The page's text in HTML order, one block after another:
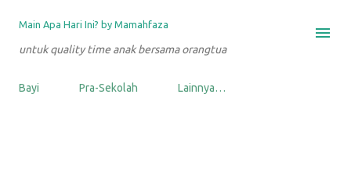
Langsung ke konten utama
Main Apa Hari Ini? by Mamahfaza
untuk quality time anak bersama orangtua
Bayi Pra-Sekolah Lainnya…